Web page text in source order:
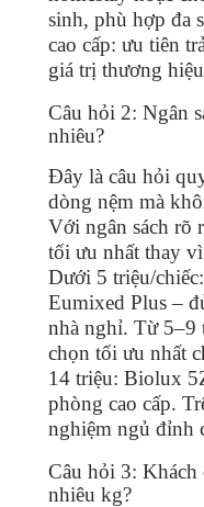
sinh, phù hợp đa
cao cấp: ưu tiên
giá trị thương
Câu hỏi 2: Ngân
nhiêu?
Đây là câu hỏi
dòng nệm mà
Với ngân sách rõ
tối ưu nhất thay
Dưới 5 triệu/
Eumixed Plus –
nhà nghỉ. Từ 5–9
chọn tối ưu nhất
14 triệu: Biolux
phòng cao cấp.
nghiệm ngủ đỉnh
Câu hỏi 3: Khách
nhiêu kg?